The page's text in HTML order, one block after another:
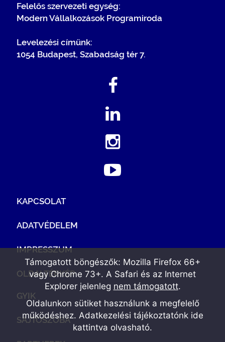
Felelős szervezeti egység:
Modern Vállalkozások Programiroda
Levelezési címünk:
1054 Budapest, Szabadság tér 7.
KAPCSOLAT
ADATVÉDELEM
IMPRESSZUM
OLDALTÉRKÉP
GYIK
SAJTÓSZOBA
Támogatott böngészők: Mozilla Firefox 66+
vagy Chrome 73+. A Safari és az Internet
Explorer jelenleg nem támogatott.
Oldalunkon sütiket használunk a megfelelő
működéshez. Adatkezelési tájékoztatónk ide
kattintva olvasható.